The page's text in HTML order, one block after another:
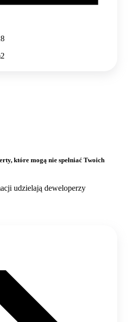
które mogą nie spełniać Twoich
udzielają deweloperzy